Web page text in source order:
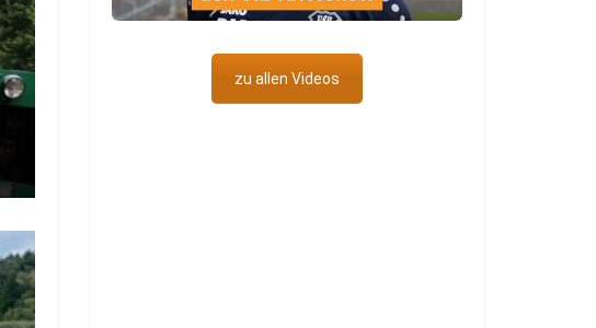
zu allen Videos